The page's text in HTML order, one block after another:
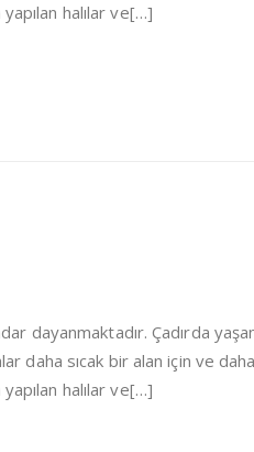
halılar ve[…]
dayanmaktadır. Çadırda
daha sıcak bir alan için ve daha
halılar ve[…]